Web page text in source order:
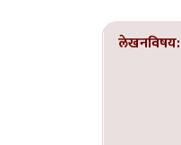
लेखनविषय: